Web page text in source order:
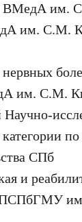
ВМедА им.
им. С.М.
нервных
им. С.М.
СПб
и